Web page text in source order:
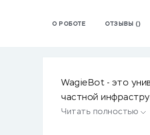
О РОБОТЕ ОТЗЫВЫ ()
WagieBot - это
частной
нескольких
Читать полностью